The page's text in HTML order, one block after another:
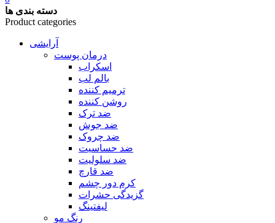
دسته بندی ها
Product categories
آرایشی
درمان پوست
اسکراب
بالم لب
ترمیم کننده
روشن کننده
ضد ترک
ضد جوش
ضد چروک
ضد حساسیت
ضد سلولیت
ضد قارچ
کرم دور چشم
گزیدگی حشرات
لیفتینگ
رنگ مو